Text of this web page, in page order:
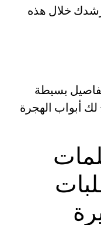
خلال هذه
بسيطة
لك أبواب الهجرة